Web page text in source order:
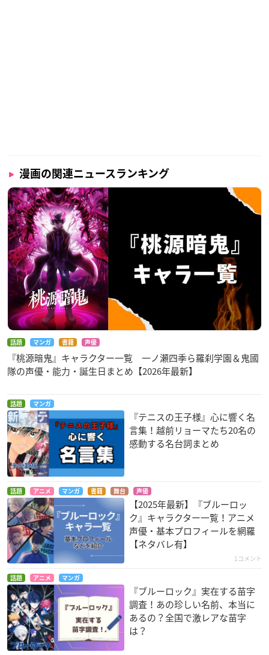
漫画の関連ニュースランキング
話題 マンガ 書籍 声優
『桃源暗鬼』キャラクター一覧 一ノ瀬四季ら羅刹学園＆鬼國
隊の声優・能力・誕生日まとめ【2026年最新】
話題 マンガ
『テニスの王子様』心に響く名
言集！越前リョーマたち20名の
感動する名台詞まとめ
話題 アニメ マンガ 書籍 舞台 声優
【2025年最新】『ブルーロッ
ク』キャラクター一覧！アニメ
声優・基本プロフィールを網羅
【ネタバレ有】
1コメント
話題 アニメ マンガ
『ブルーロック』実在する苗字
調査！あの珍しい名前、本当に
あるの？全国で激レアな苗字
は？